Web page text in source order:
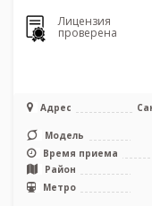
Лицензия
проверена
Адрес
Модель
Время приема
Район
Метро